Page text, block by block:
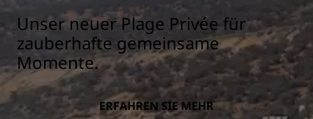
Unser neuer Plage Privée für
zauberhafte gemeinsame
Momente.
ERFAHREN SIE MEHR